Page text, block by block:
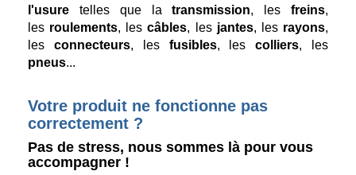
l'usure
telles que latransmission, lesfreins,
les roulements, les câbles, les jantes, les rayons,
les
connecteurs, les fusibles, lescolliers, les
pneus...
Votre produit ne fonctionne pas
correctement ?
Pas de stress, nous sommes là pour vous
accompagner !